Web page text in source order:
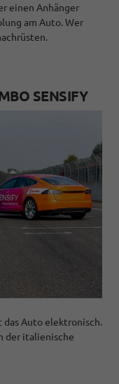
einen Anhänger
am Auto. Wer
SENSIFY
das Auto elektronisch.
der italienische